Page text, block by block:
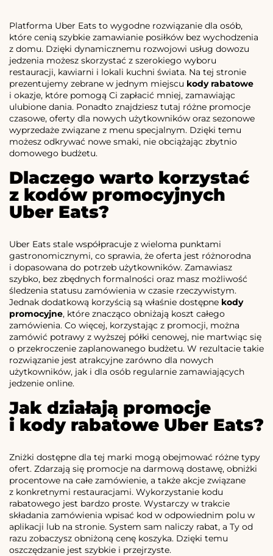
Platforma Uber Eats to wygodne rozwiązanie dla osób,
które cenią szybkie zamawianie posiłków bez wychodzenia
z domu. Dzięki dynamicznemu rozwojowi usług dowozu
jedzenia możesz skorzystać z szerokiego wyboru
restauracji, kawiarni i lokali kuchni świata. Na tej stronie
prezentujemy zebrane w jednym miejscu kody rabatowe
i okazje, które pomogą Ci zapłacić mniej, zamawiając
ulubione dania. Ponadto znajdziesz tutaj różne promocje
czasowe, oferty dla nowych użytkowników oraz sezonowe
wyprzedaże związane z menu specjalnym. Dzięki temu
możesz odkrywać nowe smaki, nie obciążając zbytnio
domowego budżetu.
Dlaczego warto korzystać
z kodów promocyjnych
Uber Eats?
Uber Eats stale współpracuje z wieloma punktami
gastronomicznymi, co sprawia, że oferta jest różnorodna
i dopasowana do potrzeb użytkowników. Zamawiasz
szybko, bez zbędnych formalności oraz masz możliwość
śledzenia statusu zamówienia w czasie rzeczywistym.
Jednak dodatkową korzyścią są właśnie dostępne kody
promocyjne, które znacząco obniżają koszt całego
zamówienia. Co więcej, korzystając z promocji, można
zamówić potrawy z wyższej półki cenowej, nie martwiąc się
o przekroczenie zaplanowanego budżetu. W rezultacie takie
rozwiązanie jest atrakcyjne zarówno dla nowych
użytkowników, jak i dla osób regularnie zamawiających
jedzenie online.
Jak działają promocje
i kody rabatowe Uber Eats?
Zniżki dostępne dla tej marki mogą obejmować różne typy
ofert. Zdarzają się promocje na darmową dostawę, obniżki
procentowe na całe zamówienie, a także akcje związane
z konkretnymi restauracjami. Wykorzystanie kodu
rabatowego jest bardzo proste. Wystarczy w trakcie
składania zamówienia wpisać kod w odpowiednim polu w
aplikacji lub na stronie. System sam naliczy rabat, a Ty od
razu zobaczysz obniżoną cenę koszyka. Dzięki temu
oszczędzanie jest szybkie i przejrzyste.